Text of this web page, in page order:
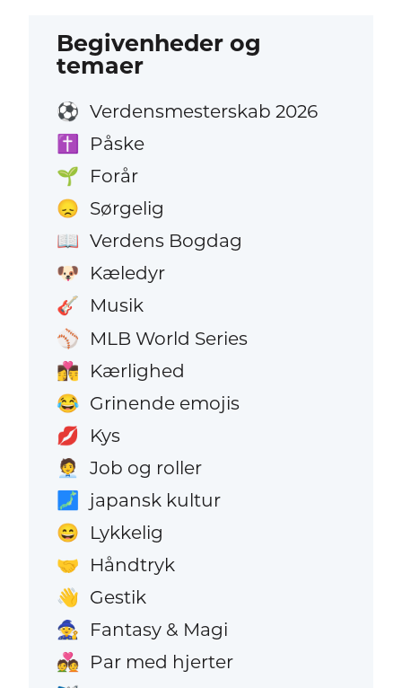
Begivenheder og
temaer
⚽ Verdensmesterskab 2026
✝️ Påske
🌱 Forår
😞 Sørgelig
📖 Verdens Bogdag
🐶 Kæledyr
🎸 Musik
⚾ MLB World Series
👩‍❤️‍💋‍👨 Kærlighed
😂 Grinende emojis
💋 Kys
🧑‍💼 Job og roller
🗾 japansk kultur
😄 Lykkelig
🤝 Håndtryk
👋 Gestik
🧙 Fantasy & Magi
💑 Par med hjerter